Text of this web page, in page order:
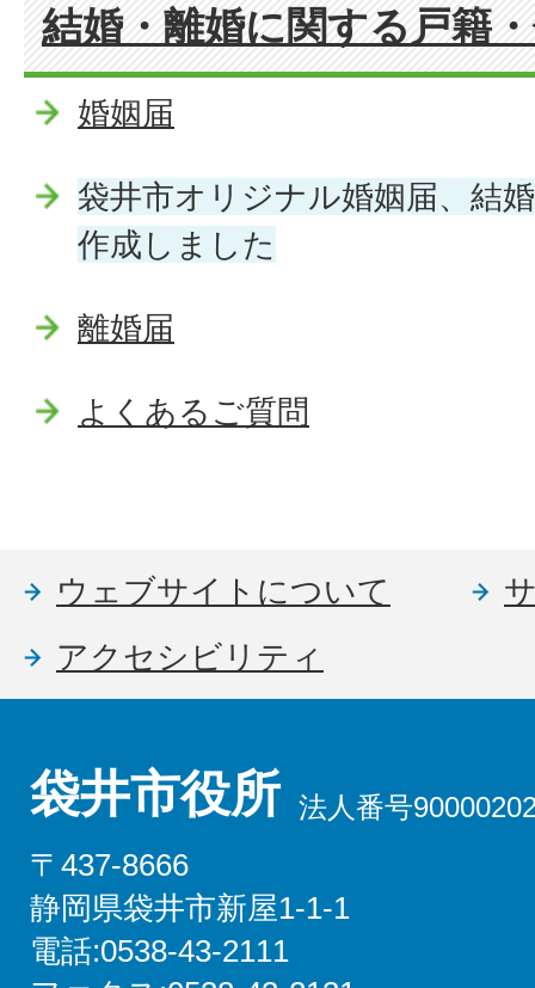
結婚・離婚に関する戸籍
婚姻届
袋井市オリジナル婚姻届、結
作成しました
離婚届
よくあるご質問
ウェブサイトについて
アクセシビリティ
袋井市役所 法人番号
〒437-8666
静岡県袋井市新屋1-1-1
電話:0538-43-2111